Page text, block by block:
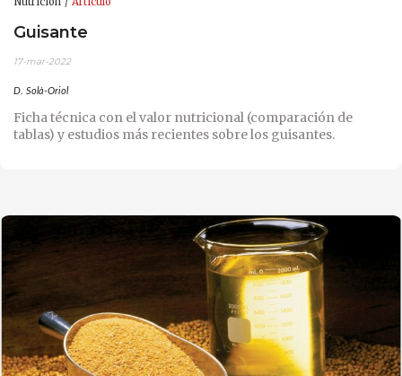
Guisante
17-mar-2022
D. Solà-Oriol
Ficha técnica con el valor nutricional (comparación de
tablas) y estudios más recientes sobre los guisantes.